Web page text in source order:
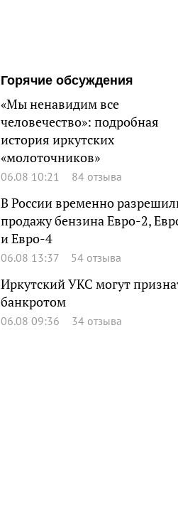
Горячие обсуждения
«Мы ненавидим все
человечество»: подробная
история иркутских
«молоточников»
06.08 10:21 84 отзыва
В России временно
продажу бензина Евро-2,
и Евро-4
06.08 13:37 54 отзыва
Иркутский УКС могут
банкротом
06.08 09:36 34 отзыва